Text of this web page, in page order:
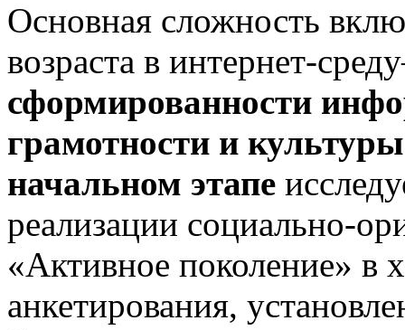
Основная сложность
возраста в интернет-среду
сформированности
грамотности и
начальном этапе
реализации социально-
«Активное поколение» в
анкетирования,